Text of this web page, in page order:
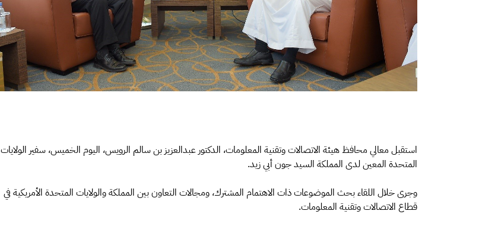
استقبل معالي محافظ هيئة الاتصالات وتقنية المعلومات، الدكتور عبدالعزيز بن سالم الرويس، اليوم الخميس، سفير الولايات
المتحدة المعين لدى المملكة السيد جون أبي زيد.
وجرى خلال اللقاء بحث الموضوعات ذات الاهتمام المشترك، ومجالات التعاون بين المملكة والولايات المتحدة الأمريكية في
قطاع الاتصالات وتقنية المعلومات.